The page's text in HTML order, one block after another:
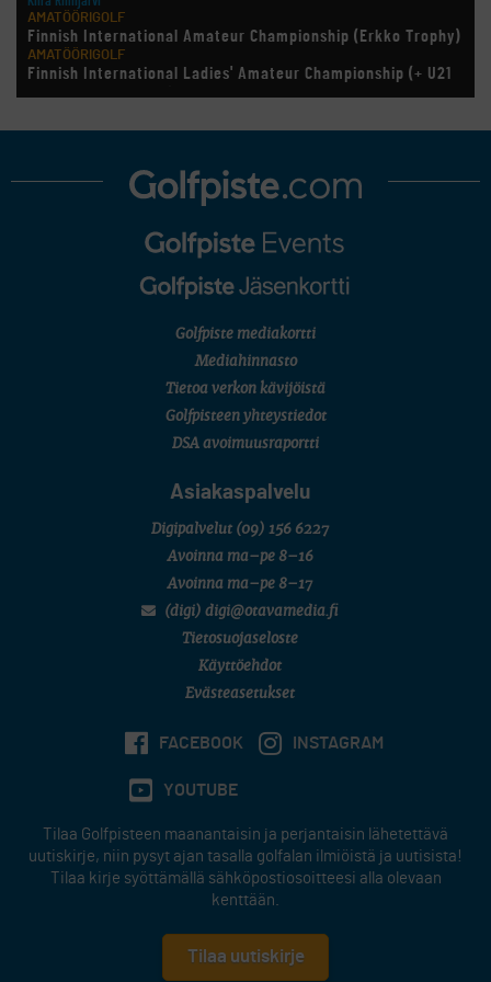
AMATÖÖRIGOLF
Finnish International Amateur Championship (Erkko Trophy)
AMATÖÖRIGOLF
Finnish International Ladies' Amateur Championship (+ U21
ja U18/FJT/Aulanko)
Pinnacle Bank Championship
Staysure PGA Seniors Championship
U.S. Women's Amateur Championship
English Boys' (U14) Open Amateur Stroke Play Championship
Kivitippu Classic Invitational 2026
SM-reikäpeli (M50/Kymen Golf)
FINNISH JUNIOR TOUR
7 (U18 ja U21/pojat/Tahko)
6 (Archipelagia Golf)
Golfpiste mediakortti
Mediahinnasto
Tietoa verkon kävijöistä
Golfpisteen yhteystiedot
DSA avoimuusraportti
Asiakaspalvelu
Digipalvelut (09) 156 6227
Avoinna ma–pe 8–16
Avoinna ma–pe 8–17
(digi) digi@otavamedia.fi
Tietosuojaseloste
Käyttöehdot
Evästeasetukset
FACEBOOK INSTAGRAM
YOUTUBE
Tilaa Golfpisteen maanantaisin ja perjantaisin lähetettävä
uutiskirje, niin pysyt ajan tasalla golfalan ilmiöistä ja uutisista!
Tilaa kirje syöttämällä sähköpostiosoitteesi alla olevaan
kenttään.
Tilaa uutiskirje